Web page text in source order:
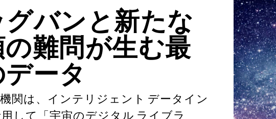
グバンと新たな
の難問が生む最
ータ
関は、インテリジェント データイン
して「宇宙のデジタル ライブラ